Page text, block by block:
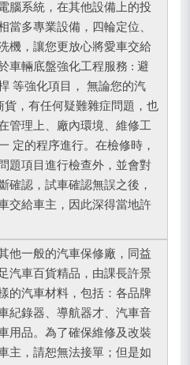
腦系統，在其他設備上的投
當多專業設備，四輪定位、
機，讓您更放心將愛車交給
車輛底盤強化工程服務 : 避
等強化項目， 無論您的汽
，有任何疑難雜症問題，也
管理上、廠內環境、維修工
定的程序進行。在檢修時，
題項目進行檢查外，並會對
確認，試車確認無誤之後，
交給車主，因此深得當地許
他一般的汽車保修廠，同益
汽車百貨精品，由課長許景
的汽車材料，包括：各品牌
紀錄器、導航器才、汽車音
用品。為了確保維修及改裝
主，請恕無法接單；但是如